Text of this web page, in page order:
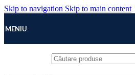
Skip to navigation Skip to main content
MENIU